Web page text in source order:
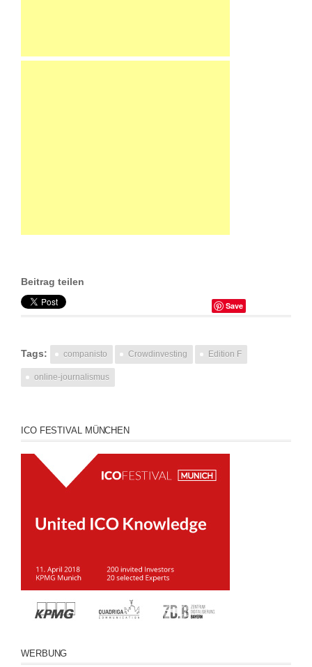
Beitrag teilen
Save
Tags: companisto Crowdinvesting Edition F
online-journalismus
ICO FESTIVAL MÜNCHEN
WERBUNG